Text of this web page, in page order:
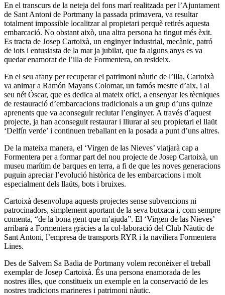
En el transcurs de la neteja del fons marí realitzada per l’Ajuntament
de Sant Antoni de Portmany la passada primavera, va resultar
totalment impossible localitzar al propietari perquè retirés aquesta
embarcació. No obstant això, una altra persona ha tingut més èxit.
Es tracta de Josep Cartoixà, un enginyer industrial, mecànic, patró
de iots i entusiasta de la mar ja jubilat, que fa alguns anys es va
quedar enamorat de l’illa de Formentera, on resideix.
En el seu afany per recuperar el patrimoni nàutic de l’illa, Cartoixà
va animar a Ramón Mayans Colomar, un famós mestre d’aix, i al
seu nét Óscar, que es dedica al mateix ofici, a ensenyar les tècniques
de restauració d’embarcacions tradicionals a un grup d’uns quinze
aprenents que va aconseguir reclutar l’enginyer. A través d’aquest
projecte, ja han aconseguit restaurar i lliurar al seu propietari el llaüt
‘Delfín verde’ i continuen treballant en la posada a punt d’uns altres.
De la mateixa manera, el ‘Virgen de las Nieves’ viatjarà cap a
Formentera per a formar part del nou projecte de Josep Cartoixà, un
museu marítim de barques en terra, a fi de que les noves generacions
puguin apreciar l’evolució històrica de les embarcacions i molt
especialment dels llaüts, bots i bruixes.
Cartoixà desenvolupa aquests projectes sense subvencions ni
patrocinadors, simplement aportant de la seva butxaca i, com sempre
comenta, “de la bona gent que m’ajuda”. El ‘Virgen de las Nieves’
arribarà a Formentera gràcies a la col·laboració del Club Nàutic de
Sant Antoni, l’empresa de transports RYR i la naviliera Formentera
Lines.
Des de Salvem Sa Badia de Portmany volem reconèixer el treball
exemplar de Josep Cartoixà. És una persona enamorada de les
nostres illes, que constitueix un exemple en la conservació de les
nostres tradicions marineres i patrimoni nàutic.